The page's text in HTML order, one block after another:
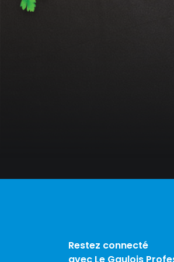
Restez connecté
avec Le Gaulois